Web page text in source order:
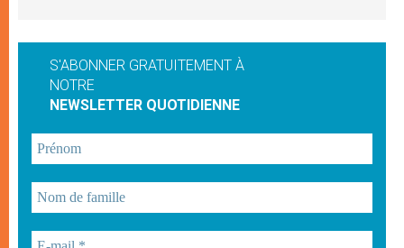
S'ABONNER GRATUITEMENT À
NOTRE
NEWSLETTER QUOTIDIENNE